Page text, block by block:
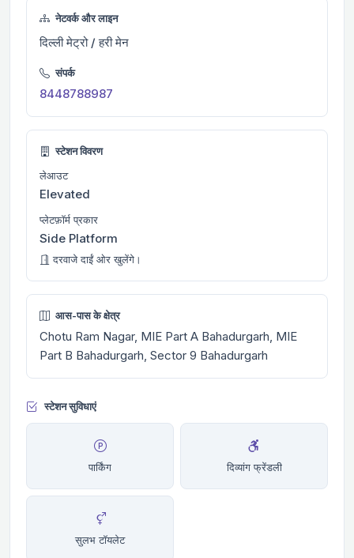
नेटवर्क और लाइन
दिल्ली मेट्रो / हरी मेन
संपर्क
8448788987
स्टेशन विवरण
लेआउट
Elevated
प्लेटफ़ॉर्म प्रकार
Side Platform
दरवाजे दाईं ओर खुलेंगे।
आस-पास के क्षेत्र
Chotu Ram Nagar, MIE Part A Bahadurgarh, MIE
Part B Bahadurgarh, Sector 9 Bahadurgarh
स्टेशन सुविधाएं
पार्किंग दिव्यांग फ्रेंडली
सुलभ टॉयलेट